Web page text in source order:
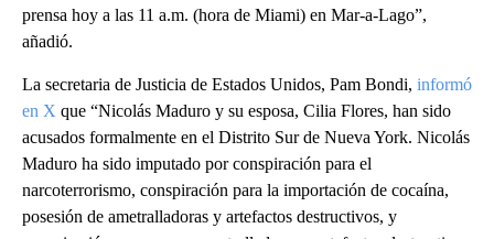
prensa hoy a las 11 a.m. (hora de Miami) en Mar-a-Lago”,
añadió.
La secretaria de Justicia de Estados Unidos, Pam Bondi, informó
en X que “Nicolás Maduro y su esposa, Cilia Flores, han sido
acusados formalmente en el Distrito Sur de Nueva York. Nicolás
Maduro ha sido imputado por conspiración para el
narcoterrorismo, conspiración para la importación de cocaína,
posesión de ametralladoras y artefactos destructivos, y